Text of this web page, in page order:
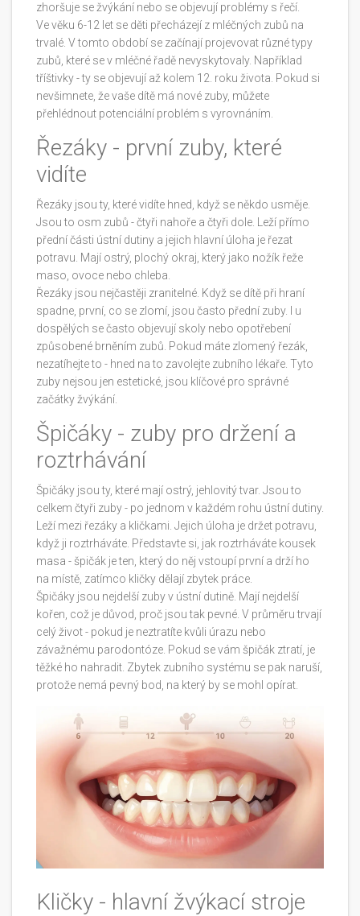
zhoršuje se žvýkání nebo se objevují problémy s řečí.
Ve věku 6-12 let se děti přecházejí z mléčných zubů na
trvalé. V tomto období se začínají projevovat různé typy
zubů, které se v mléčné řadě nevyskytovaly. Například
tříštivky - ty se objevují až kolem 12. roku života. Pokud si
nevšimnete, že vaše dítě má nové zuby, můžete
přehlédnout potenciální problém s vyrovnáním.
Řezáky - první zuby, které
vidíte
Řezáky jsou ty, které vidíte hned, když se někdo usměje.
Jsou to osm zubů - čtyři nahoře a čtyři dole. Leží přímo
přední části ústní dutiny a jejich hlavní úloha je řezat
potravu. Mají ostrý, plochý okraj, který jako nožík řeže
maso, ovoce nebo chleba.
Řezáky jsou nejčastěji zranitelné. Když se dítě při hraní
spadne, první, co se zlomí, jsou často přední zuby. I u
dospělých se často objevují skoly nebo opotřebení
způsobené brněním zubů. Pokud máte zlomený řezák,
nezatíhejte to - hned na to zavolejte zubního lékaře. Tyto
zuby nejsou jen estetické, jsou klíčové pro správné
začátky žvýkání.
Špičáky - zuby pro držení a
roztrhávání
Špičáky jsou ty, které mají ostrý, jehlovitý tvar. Jsou to
celkem čtyři zuby - po jednom v každém rohu ústní dutiny.
Leží mezi řezáky a kličkami. Jejich úloha je držet potravu,
když ji roztrháváte. Představte si, jak roztrháváte kousek
masa - špičák je ten, který do něj vstoupí první a drží ho
na místě, zatímco kličky dělají zbytek práce.
Špičáky jsou nejdelší zuby v ústní dutině. Mají nejdelší
kořen, což je důvod, proč jsou tak pevné. V průměru trvají
celý život - pokud je neztratíte kvůli úrazu nebo
závažnému parodontóze. Pokud se vám špičák ztratí, je
těžké ho nahradit. Zbytek zubního systému se pak naruší,
protože nemá pevný bod, na který by se mohl opírat.
Kličky - hlavní žvýkací stroje